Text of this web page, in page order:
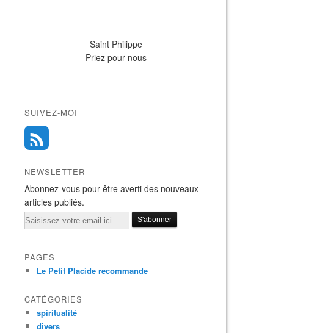
Saint Philippe
Priez pour nous
SUIVEZ-MOI
NEWSLETTER
Abonnez-vous pour être averti des nouveaux
articles publiés.
Email
PAGES
Le Petit Placide recommande
CATÉGORIES
spiritualité
divers